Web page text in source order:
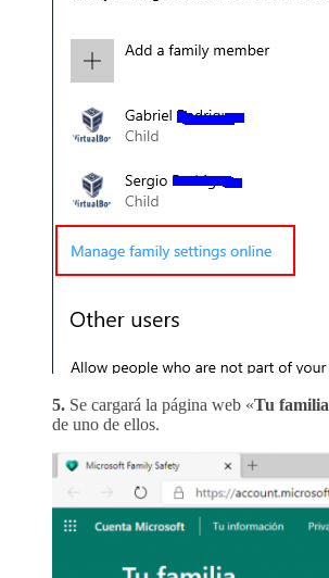
5. Se cargará la página web «Tu familia
de uno de ellos.